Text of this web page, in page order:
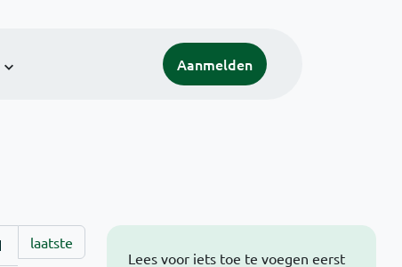
Aanmelden
Lees voor iets toe te voegen eerst
laatste